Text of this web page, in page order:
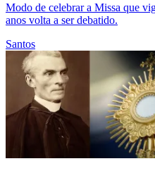
Modo de celebrar a Missa que
anos volta a ser debatido.
Santos